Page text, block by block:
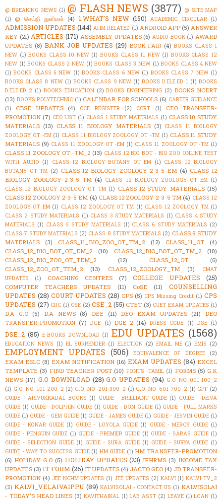
@ BREAKING NEWS (1) @ FLASH NEWS (3877) @ SITE MAP
(1) @ செய்தி துளிகள் (4) 1.WHAT'S NEW (150) ACADEMIC CIRCULAR (1)
ADMISSION UPDATES (144) AHM RELATED (1) ANDROID APP (5) ANSWER
KEY (21) ARTICLES (171) ASSEMBLY UPDATES (6) AUDIO BOOK (1) AWARD
UPDATES (8) BANK JOB UPDATES (29) BOOK FAIR (4) BOOKS CLASS 1
NEW (1) BOOKS CLASS 10 NEW (1) BOOKS CLASS 11 NEW (1) BOOKS CLASS 12
NEW (1) BOOKS CLASS 2 NEW (1) BOOKS CLASS 3 NEW (1) BOOKS CLASS 4 NEW
(1) BOOKS CLASS 5 NEW (1) BOOKS CLASS 6 NEW (1) BOOKS CLASS 7 NEW (1)
BOOKS CLASS 8 NEW (1) BOOKS CLASS 9 NEW (1) BOOKS D.ELE.ED 1 (1) BOOKS
D.ELE.ED 2 (1) BOOKS EDUCATION (2) BOOKS ENGINEERING (2) BOOKS NCERT
(13) BOOKS POLYTECHNIC (1) CALENDAR FOR SCHOOLS (6) CAREER GUIDANCE
(1)
CBSE UPDATES (4) CCE REGISTER (2) CCRT (1)
CEO TRANSFER-
PROMOTION (7) CEO LIST (1) CLASS 1 STUDY MATERIALS (1) CLASS 10 STUDY
MATERIALS (13) CLASS 11 BIOLOGY MATERIALS (3) CLASS 11 BIOLOGY
ZOOLOGY OT -EM (1) CLASS 11 BIOLOGY ZOOLOGY OT -TM (1) CLASS 11 STUDY
MATERIALS (9) CLASS 11 ZOOLOGY OT -EM (1) CLASS 11 ZOOLOGY OT -TM (1)
CLASS 11 ZOOLOGY OT -TM_2 (13) CLASS 12 BIO BOT - BIO ZOO ONLINE TEST
WITH AUDIO (1) CLASS 12 BIOLOGY BOTANY OT EM (1) CLASS 12 BIOLOGY
BOTANY OT TM (2) CLASS 12 BIOLOGY ZOOLOGY 2-3-5 EM (4) CLASS 12
BIOLOGY ZOOLOGY 2-3-5 TM (4) CLASS 12 BIOLOGY ZOOLOGY OT EM (1)
CLASS 12 BIOLOGY ZOOLOGY OT TM (1) CLASS 12 STUDY MATERIALS (15)
CLASS 12 ZOOLOGY 2-3-5 EM (4) CLASS 12 ZOOLOGY 2-3-5 TM (4) CLASS 12
ZOOLOGY OT EM (1) CLASS 12 ZOOLOGY OT TM (1) CLASS 12 ZOOLOGY TM (1)
CLASS 2 STUDY MATERIALS (1) CLASS 3 STUDY MATERIALS (1) CLASS 4 STUDY
MATERIALS (1) CLASS 5 STUDY MATERIALS (1) CLASS 6 STUDY MATERIALS (2)
CLASS 7 STUDY MATERIALS (2) CLASS 8 STUDY MATERIALS (2) CLASS 9 STUDY
MATERIALS
(3) CLASS_11_BIO_ZOO_OT_TM_2 (12) CLASS_11_OT
(4)
CLASS_12_BIO_BOT_OT_EM_2
(10) CLASS_12_BIO_BOT_OT_TM_2
(10)
CLASS_12_BIO_ZOO_OT_TEM_2
(12) CLASS_12_OT
(6)
CLASS_12_ZOO_OT_TEM_2
(13) CLASS_12_ZOOLOGY_TM (3)
CMAT
UPDATES
(1) COACHING CENTRES (7) COLLEGE UPDATES (25)
COMPUTER TEACHERS UPDATES (11) CoSE (11)
COUNSELLING
UPDATES (28) COURT UPDATES (28) CPS (5) CPS Missing Credit (1) CPS
UPDATES (27) CRC (1) CSE (2) CSE_2 (55) CTET (3) CUET EXAM UPDATES (1)
D.A G.O (5) D.A NEWS (8) DEE (11) DEO EXAM UPDATES (21)
DEO
TRANSFER-PROMOTION (7) DGE (1) DGE_2 (14) DRESS_CODE (1) DSE (1)
DSE_2 (85) E-BOOKS DOWNLOAD (1) EDU UPDATES (1568)
EDUCATION NEWS (1) EL SURRENDER (1) ELECTION (2) EMAIL ME (1) EMIS (2)
EMPLOYMENT UPDATES (506) EQUIVALENCE OF DEGREE (2)
EXAM ESLC (8) EXAM NOTIFICATION (16) EXAM UPDATES (84) EXCEL
TEMPLATE (3) FIND TEACHER POST (10) FONTS -TAMIL (1) FORMS (5) G.K
NEWS (17) G.O DOWNLOAD (28) G.O UPDATES (94) G.O_NO_001-100_2
(1) G.O_NO_101-200_2 (2) G.O_NO_201-300_2 (1) G.O_NO_601-700_2 (1) GPF (2)
GUIDE - ARIVUKKADAL BOOKS (1) GUIDE - BRILLIANT GUIDE (1) GUIDE - DEIVA
GUIDE (1) GUIDE - DOLPHIN GUIDE (1) GUIDE - DON GUIDE (1) GUIDE - FULL MARKS
GUIDE (1) GUIDE - GEM GUIDE (1) GUIDE - JAMES GUIDE (1) GUIDE - JESVIN GUIDE (1)
GUIDE - KONAR GUIDE (1) GUIDE - LOYOLA GUIDE (1) GUIDE - MERCY GUIDE (1)
GUIDE - PENGUIN GUIDE (1) GUIDE - PREMIER GUIDE (1) GUIDE - SARAS GUIDE (1)
GUIDE - SELECTION GUIDE (1) GUIDE - SURA GUIDE (1) GUIDE - SURYA GUIDE (1)
GUIDE - WAY TO SUCCESS GUIDE (1) HM GUIDE (1) HM TRANSFER-PROMOTION
(6) HOLIDAY G.O (5) HOLIDAY UPDATES (23) IFHRMS (3) INCOME TAX
UPDATES (3) IT FORM (26) IT UPDATES (4) JACTO GEO (4) JD TRANSFER-
PROMOTION (4) JEE NCHM UPDATES (1) JEE UPDATES (2) KALVI (1) KALVI TV_2
(2) KALVI_VELAIVAIPPU (89) KALVISOLAI - CONTACT US (1) KALVISOLAI
- TODAY'S HEAD LINES (3) KAVITHAIKAL (1) LAB ASST (2) LEAVE (1) LOAN (1)